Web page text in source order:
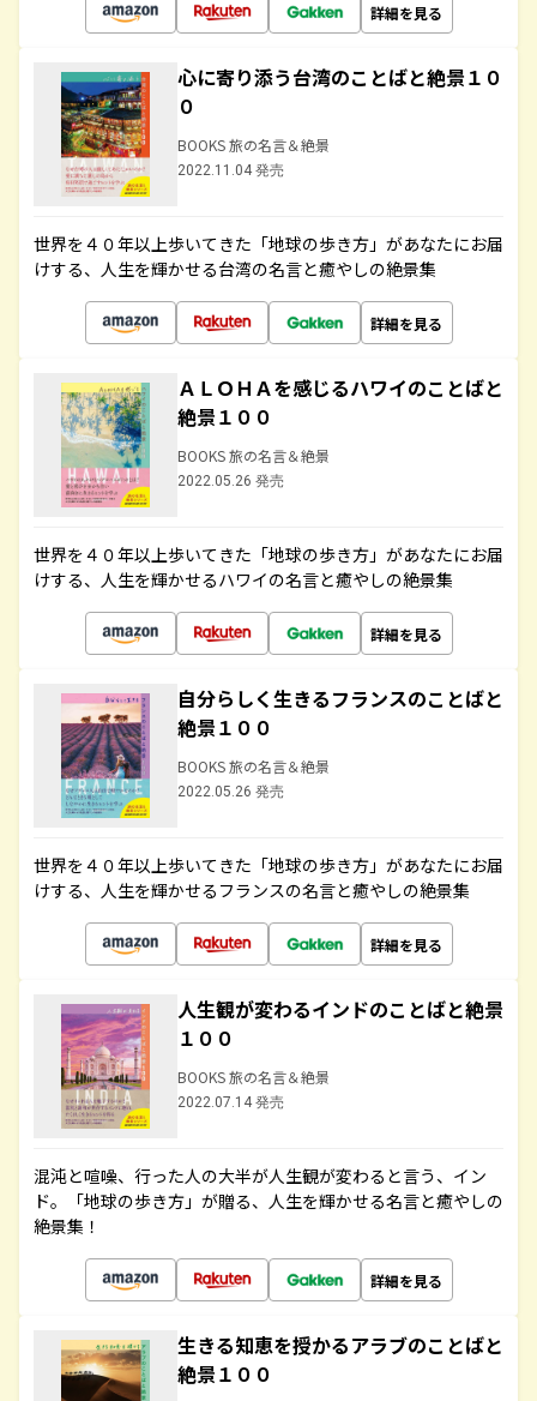
詳細を見る
心に寄り添う台湾のことばと絶景１０
０
BOOKS 旅の名言＆絶景
2022.11.04 発売
世界を４０年以上歩いてきた「地球の歩き方」があなたにお届
けする、人生を輝かせる台湾の名言と癒やしの絶景集
詳細を見る
ＡＬＯＨＡを感じるハワイのことばと
絶景１００
BOOKS 旅の名言＆絶景
2022.05.26 発売
世界を４０年以上歩いてきた「地球の歩き方」があなたにお届
けする、人生を輝かせるハワイの名言と癒やしの絶景集
詳細を見る
自分らしく生きるフランスのことばと
絶景１００
BOOKS 旅の名言＆絶景
2022.05.26 発売
世界を４０年以上歩いてきた「地球の歩き方」があなたにお届
けする、人生を輝かせるフランスの名言と癒やしの絶景集
詳細を見る
人生観が変わるインドのことばと絶景
１００
BOOKS 旅の名言＆絶景
2022.07.14 発売
混沌と喧噪、行った人の大半が人生観が変わると言う、イン
ド。「地球の歩き方」が贈る、人生を輝かせる名言と癒やしの
絶景集！
詳細を見る
生きる知恵を授かるアラブのことばと
絶景１００